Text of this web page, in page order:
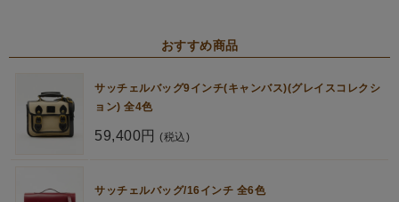
おすすめ商品
サッチェルバッグ9インチ(キャンバス)(グレイスコレクシ
ョン) 全4色
59,400円 (税込)
サッチェルバッグ/16インチ 全6色